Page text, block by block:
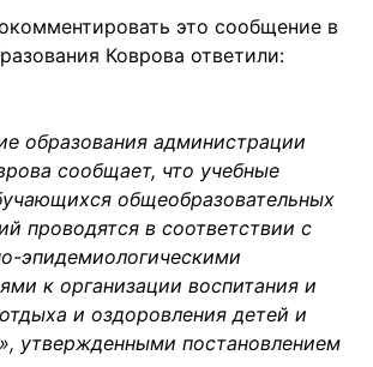
это сообщение в
Коврова ответили:
образования администрации
сообщает, что учебные
общеобразовательных
проводятся в соответствии с
эпидемиологическими
к организации воспитания и
и оздоровления детей и
утвержденными постановлением